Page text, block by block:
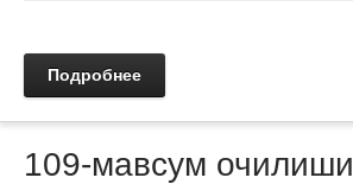
Подробнее
109-мавсум очилиши